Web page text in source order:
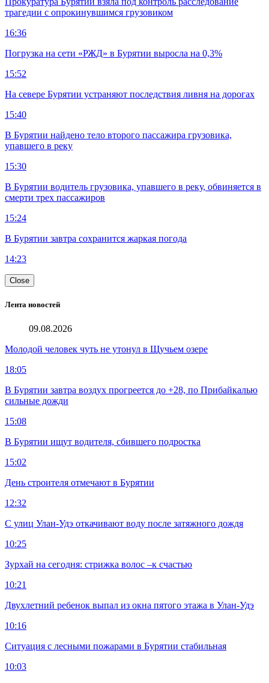
трагедии с опрокинувшимся грузовиком
16:36
Погрузка на сети «РЖД» в Бурятии выросла на 0,3%
15:52
На севере Бурятии устраняют последствия ливня на дорогах
15:40
В Бурятии найдено тело второго пассажира грузовика,
упавшего в реку
15:30
В Бурятии водитель грузовика, упавшего в реку, обвиняется в
смерти трех пассажиров
15:24
В Бурятии завтра сохранится жаркая погода
14:23
Close
Лента новостей
09.08.2026
Молодой человек чуть не утонул в Щучьем озере
18:05
В Бурятии завтра воздух прогреется до +28, по Прибайкалью
сильные дожди
15:08
В Бурятии ищут водителя, сбившего подростка
15:02
День строителя отмечают в Бурятии
12:32
С улиц Улан-Удэ откачивают воду после затяжного дождя
10:25
Зурхай на сегодня: стрижка волос –к счастью
10:21
Двухлетний ребенок выпал из окна пятого этажа в Улан-Удэ
10:16
Ситуация с лесными пожарами в Бурятии стабильная
10:03